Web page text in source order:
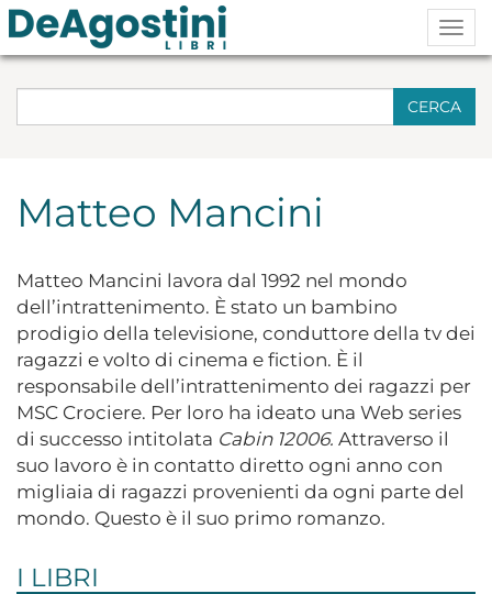
CERCA
Matteo Mancini
Matteo Mancini lavora dal 1992 nel mondo
dell’intrattenimento. È stato un bambino
prodigio della televisione, conduttore della tv dei
ragazzi e volto di cinema e fiction. È il
responsabile dell’intrattenimento dei ragazzi per
MSC Crociere. Per loro ha ideato una Web series
di successo intitolata Cabin12006. Attraverso il
suo lavoro è in contatto diretto ogni anno con
migliaia di ragazzi provenienti da ogni parte del
mondo. Questo è il suo primo romanzo.
I LIBRI